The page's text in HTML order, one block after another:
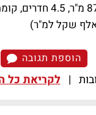
הוספת תגובה
| לקריאת כל